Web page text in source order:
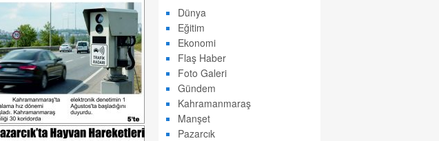
Dünya
Eğitim
Ekonomi
Flaş Haber
Foto Galeri
Gündem
Kahramanmaraş
Manşet
Pazarcık